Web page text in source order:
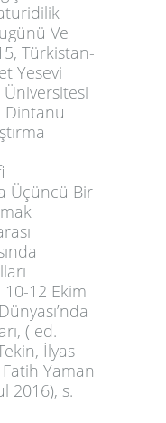
Ve
Türkistan-
Yesevi
Üniversitesi
Dintanu
Üçüncü Bir
12 Ekim
( ed.
İlyas
Yaman
2016), s.